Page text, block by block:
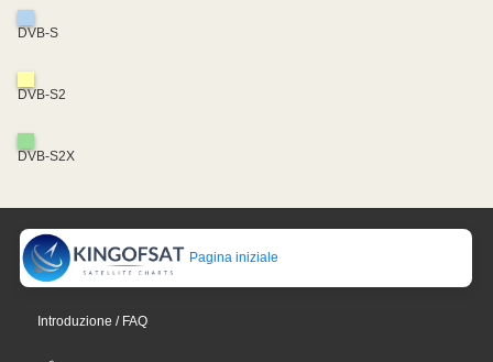
DVB-S
DVB-S2
DVB-S2X
Pagina iniziale
Introduzione / FAQ